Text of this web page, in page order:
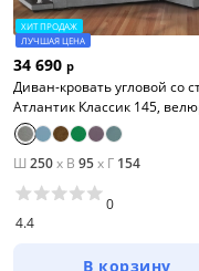
ХИТ ПРОДАЖ
ЛУЧШАЯ ЦЕНА
34 690 р
Диван-кровать угловой со
Атлантик Классик 145,
Ш 250x В 95x Г 154
4.4
0
В корзину